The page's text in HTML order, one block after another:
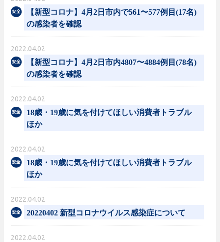
【新型コロナ】4月2日市内で561〜577例目(17名)
の感染者を確認
2022.04.02
【新型コロナ】4月2日市内4807〜4884例目(78名)
の感染者を確認
2022.04.02
18歳・19歳に気を付けてほしい消費者トラブル
ほか
2022.04.02
18歳・19歳に気を付けてほしい消費者トラブル
ほか
2022.04.02
20220402 新型コロナウイルス感染症について
2022.04.02